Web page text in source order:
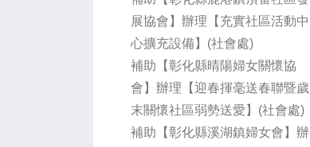
展協會】辦理【充實社區活動中
心擴充設備】(社會處)
補助【彰化縣晴陽婦女關懷協
會】辦理【迎春揮毫送春聯暨歲
末關懷社區弱勢送愛】(社會處)
補助【彰化縣溪湖鎮婦女會】辦